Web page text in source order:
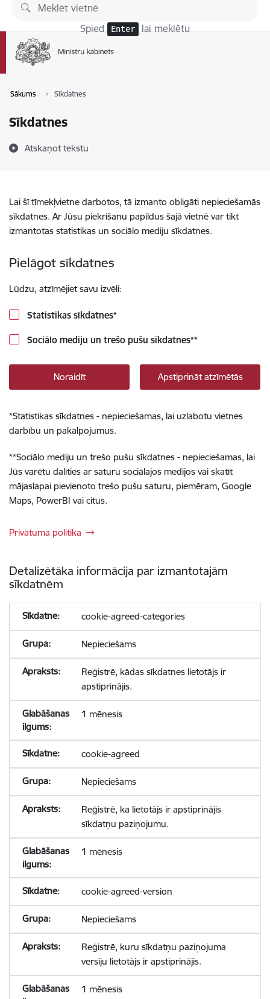
Pāriet uz lapas saturu
Spied Enter lai meklētu
Sākums Sīkdatnes
Sīkdatnes
Atskaņot tekstu
Lai šī tīmekļvietne darbotos, tā izmanto obligāti nepieciešamās
sīkdatnes. Ar Jūsu piekrišanu papildus šajā vietnē var tikt
izmantotas statistikas un sociālo mediju sīkdatnes.
Pielāgot sīkdatnes
Lūdzu, atzīmējiet savu izvēli:
Statistikas sīkdatnes*
Sociālo mediju un trešo pušu sīkdatnes**
Noraidīt Apstiprināt atzīmētās
*Statistikas sīkdatnes - nepieciešamas, lai uzlabotu vietnes
darbību un pakalpojumus.
**Sociālo mediju un trešo pušu sīkdatnes - nepieciešamas, lai
Jūs varētu dalīties ar saturu sociālajos medijos vai skatīt
mājaslapai pievienoto trešo pušu saturu, piemēram, Google
Maps, PowerBI vai citus.
Privātuma politika
Detalizētāka informācija par izmantotajām
sīkdatnēm
cookie-agreed-categories
Nepieciešams
Reģistrē, kādas sīkdatnes lietotājs ir
apstiprinājis.
1 mēnesis
cookie-agreed
Nepieciešams
Reģistrē, ka lietotājs ir apstiprinājis
sīkdatņu paziņojumu.
1 mēnesis
cookie-agreed-version
Nepieciešams
Reģistrē, kuru sīkdatņu paziņojuma
versiju lietotājs ir apstiprinājis.
1 mēnesis